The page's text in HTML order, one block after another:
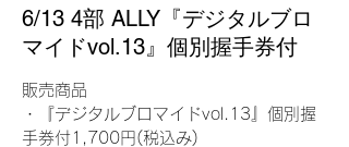
6/13 4部 ALLY『デジタルブロ
マイドvol.13』個別握手券付
販売商品
・『デジタルブロマイドvol.13』個別握
手券付1,700円(税込み)